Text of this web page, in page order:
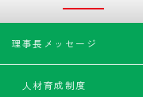
理事長メッセージ
人材育成制度